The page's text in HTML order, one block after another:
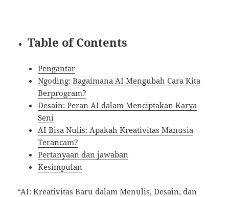
Table of Contents
Pengantar
Ngoding: Bagaimana AI Mengubah Cara Kita
Berprogram?
Desain: Peran AI dalam Menciptakan Karya
Seni
AI Bisa Nulis: Apakah Kreativitas Manusia
Terancam?
Pertanyaan dan jawaban
Kesimpulan
“AI: Kreativitas Baru dalam Menulis, Desain, dan